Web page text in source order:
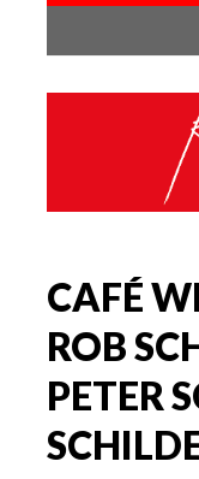
CAFÉ
ROB
PETER